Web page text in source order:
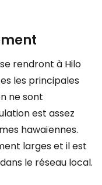
rendront à Hilo
les principales
ne sont
est assez
hawaïennes.
larges et il est
le réseau local.